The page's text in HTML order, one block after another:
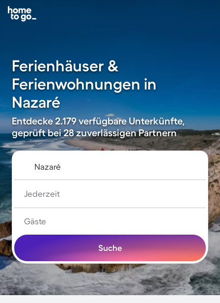
Ferienhäuser &
Ferienwohnungen in
Nazaré
Entdecke 2.179 verfügbare Unterkünfte,
geprüft bei 28 zuverlässigen Partnern
Jederzeit
Gäste
Suche